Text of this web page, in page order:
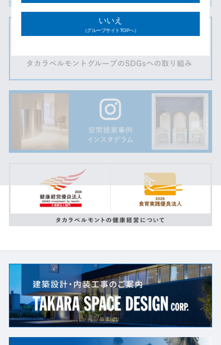
いいえ
（グループサイトTOPへ）